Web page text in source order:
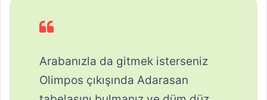
Arabanızla da gitmek isterseniz
Olimpos çıkışında Adarasan